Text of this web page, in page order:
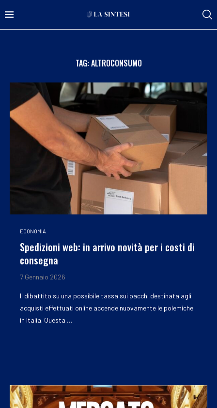
TAG:ALTROCONSUMO
ECONOMIA
Spedizioni web: in arrivo novità per i costi di
consegna
7 Gennaio 2026
Il dibattito su una possibile tassa sui pacchi destinata agli
acquisti effettuati online accende nuovamente le polemiche
in Italia. Questa …